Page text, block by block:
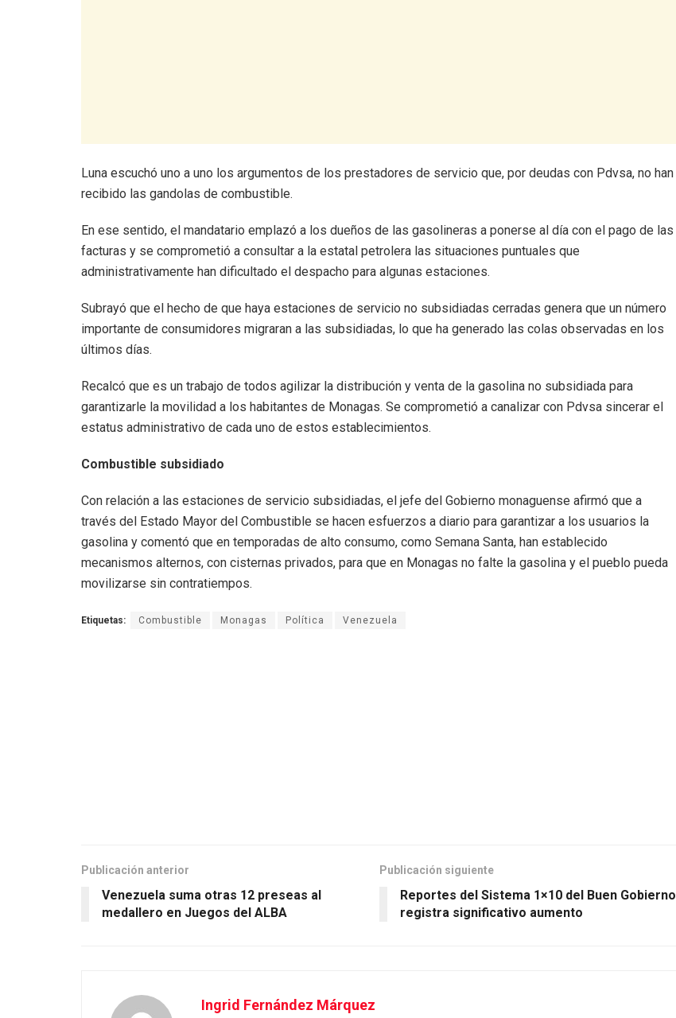
Luna escuchó uno a uno los argumentos de los prestadores de servicio que, por deudas con Pdvsa, no han
recibido las gandolas de combustible.
En ese sentido, el mandatario emplazó a los dueños de las gasolineras a ponerse al día con el pago de las
facturas y se comprometió a consultar a la estatal petrolera las situaciones puntuales que
administrativamente han dificultado el despacho para algunas estaciones.
Subrayó que el hecho de que haya estaciones de servicio no subsidiadas cerradas genera que un número
importante de consumidores migraran a las subsidiadas, lo que ha generado las colas observadas en los
últimos días.
Recalcó que es un trabajo de todos agilizar la distribución y venta de la gasolina no subsidiada para
garantizarle la movilidad a los habitantes de Monagas. Se comprometió a canalizar con Pdvsa sincerar el
estatus administrativo de cada uno de estos establecimientos.
Combustible subsidiado
Con relación a las estaciones de servicio subsidiadas, el jefe del Gobierno monaguense afirmó que a
través del Estado Mayor del Combustible se hacen esfuerzos a diario para garantizar a los usuarios la
gasolina y comentó que en temporadas de alto consumo, como Semana Santa, han establecido
mecanismos alternos, con cisternas privados, para que en Monagas no falte la gasolina y el pueblo pueda
movilizarse sin contratiempos.
Etiquetas: Combustible Monagas Política Venezuela
Publicación anterior
Venezuela suma otras 12 preseas al
medallero en Juegos del ALBA
Publicación siguiente
Reportes del Sistema 1×10 del Buen Gobierno
registra significativo aumento
Ingrid Fernández Márquez